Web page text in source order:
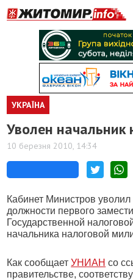
УКРАЇНА
Уволен начальник
10 березня 2010, 14:34
Кабинет Министров
должности первого
Государственной
начальника налоговой
Как сообщаетУНИАН со
правительстве,